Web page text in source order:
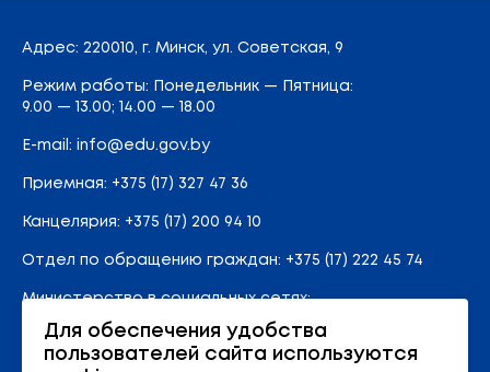
Адрес: 220010, г. Минск, ул. Советская, 9
Режим работы: Понедельник — Пятница:
9.00 — 13.00; 14.00 — 18.00
E-mail: info@edu.gov.by
Приемная: +375 (17) 327 47 36
Канцелярия: +375 (17) 200 94 10
Отдел по обращению граждан: +375 (17) 222 45 74
Министерство в социальных сетях:
Для обеспечения удобства
пользователей сайта используются